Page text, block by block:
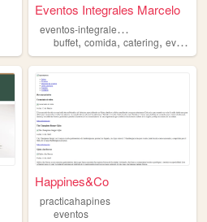
Eventos Integrales Marcelo
e
ventos-integrales-marcelo
buffet,comida,catering,eventos
Happines&Co
practicahapines
eventos